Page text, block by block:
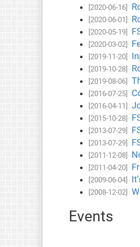
[2020-06-16]
[2020-06-01]
[2020-05-19]
[2020-03-02]
[2019-11-20]
[2019-10-28]
[2019-08-06]
[2016-07-25]
[2016-04-11]
[2015-10-28]
[2013-07-29]
[2013-07-29]
[2011-12-08]
[2011-04-20]
[2009-06-04]
[2008-12-02]
Events